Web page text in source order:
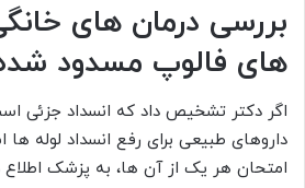
بررسی درمان های
های فالوپ مسدود
اگر دکتر تشخیص داد که انسداد جزئی
داروهای طبیعی برای رفع انسداد لوله ها
امتحان هر یک از آن ها، به پزشک